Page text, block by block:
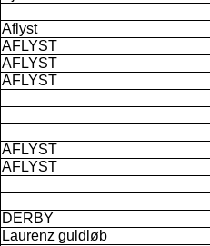
Aflyst
AFLYST
AFLYST
AFLYST
AFLYST
AFLYST
DERBY
Laurenz guldløb